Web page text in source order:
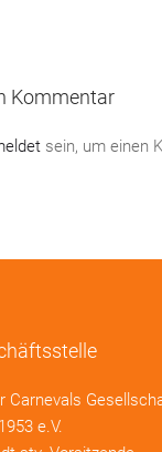
Kommentar
sein, um einen
Carnevals
1953 e.V.